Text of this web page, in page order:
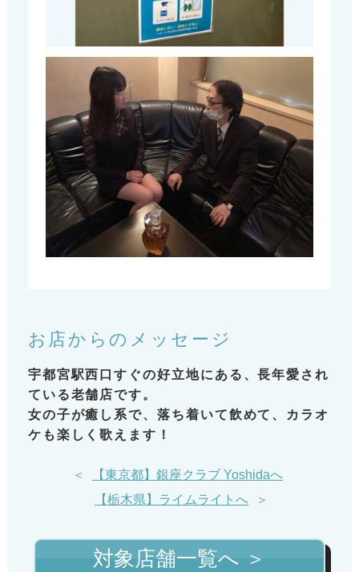
お店からのメッセージ
宇都宮駅西口すぐの好立地にある、長年愛され
ている老舗店です。
女の子が癒し系で、落ち着いて飲めて、カラオ
ケも楽しく歌えます！
＜
【東京都】銀座クラブ Yoshidaへ
【栃木県】ライムライトへ
＞
対象店舗一覧へ ＞